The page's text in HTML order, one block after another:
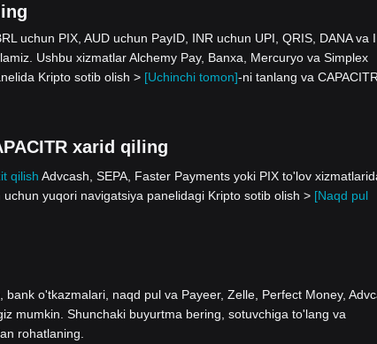
uchun PIX, AUD uchun PayID, INR uchun UPI, QRIS, DANA va
Ushbu xizmatlar Alchemy Pay, Banxa, Mercuryo va Simplex
Kripto sotib olish > [Uchinchi tomon]-ni tanlang va CAPACITR
xarid qiling
qilish Advcash, SEPA, Faster Payments yoki PIX to'lov
yuqori navigatsiya panelidagi Kripto sotib olish > [Naqd pul
o'tkazmalari, naqd pul va Payeer, Zelle, Perfect Money,
mumkin. Shunchaki buyurtma bering, sotuvchiga to'lang va
rohatlaning.